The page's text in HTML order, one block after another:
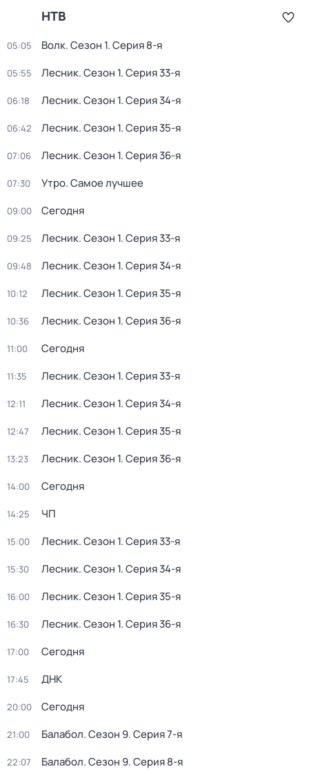
НТВ
05:05 Волк. Сезон 1. Серия 8-я
05:55 Лесник. Сезон 1. Серия 33-я
06:18 Лесник. Сезон 1. Серия 34-я
06:42 Лесник. Сезон 1. Серия 35-я
07:06 Лесник. Сезон 1. Серия 36-я
07:30 Утро. Самое лучшее
09:00 Сегодня
09:25 Лесник. Сезон 1. Серия 33-я
09:48 Лесник. Сезон 1. Серия 34-я
10:12 Лесник. Сезон 1. Серия 35-я
10:36 Лесник. Сезон 1. Серия 36-я
11:00 Сегодня
11:35 Лесник. Сезон 1. Серия 33-я
12:11 Лесник. Сезон 1. Серия 34-я
12:47 Лесник. Сезон 1. Серия 35-я
13:23 Лесник. Сезон 1. Серия 36-я
14:00 Сегодня
14:25 ЧП
15:00 Лесник. Сезон 1. Серия 33-я
15:30 Лесник. Сезон 1. Серия 34-я
16:00 Лесник. Сезон 1. Серия 35-я
16:30 Лесник. Сезон 1. Серия 36-я
17:00 Сегодня
17:45 ДНК
20:00 Сегодня
21:00 Балабол. Сезон 9. Серия 7-я
22:07 Балабол. Сезон 9. Серия 8-я